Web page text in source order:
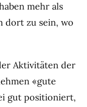
mehr als
dort zu sein, wo
Aktivitäten der
«gute
gut positioniert,